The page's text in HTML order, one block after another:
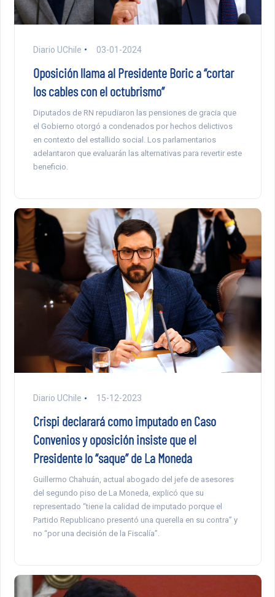
Diario UChile 03-01-2024
Oposición llama al Presidente Boric a “cortar
los cables con el octubrismo”
Diputados de RN repudiaron las pensiones de gracia que
el Gobierno otorgó a condenados por hechos delictivos
en contexto del estallido social. Los parlamentarios
adelantaron que evaluarán las alternativas para revertir este
beneficio.
Diario UChile 15-12-2023
Crispi declarará como imputado en Caso
Convenios y oposición insiste que el
Presidente lo “saque” de La Moneda
Guillermo Chahuán, actual abogado del jefe de asesores
del segundo piso de La Moneda, explicó que su
representado “tiene la calidad de imputado porque el
Partido Republicano presentó una querella en su contra” y
no “por una decisión de la Fiscalía”.